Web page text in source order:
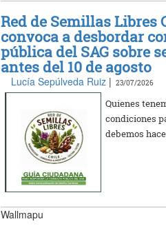
Red de Semillas Libres
convoca a desbordar
pública del SAG sobre
antes del 10 de agosto
Lucía Sepúlveda Ruiz | 23/07/2026
Quienes
condiciones
debemos
Wallmapu